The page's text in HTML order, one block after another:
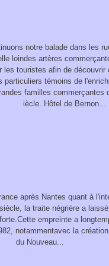
notre balade dans les
loindes artères
les touristes afin de découvrir
particuliers témoins de
familles commerçantes
iècle. Hôtel de Bernon...
après Nantes quant à
la traite négrière a
empreinte a
notammentavec la
du Nouveau...